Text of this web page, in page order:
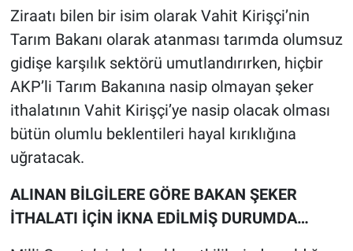
Ziraatı bilen bir isim olarak Vahit Kirişçi’nin
Tarım Bakanı olarak atanması tarımda olumsuz
gidişe karşılık sektörü umutlandırırken, hiçbir
AKP’li Tarım Bakanına nasip olmayan şeker
ithalatının Vahit Kirişçi’ye nasip olacak olması
bütün olumlu beklentileri hayal kırıklığına
uğratacak.
ALINAN BİLGİLERE GÖRE BAKAN ŞEKER
İTHALATI İÇİN İKNA EDİLMİŞ DURUMDA…